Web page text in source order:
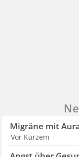
Migräne mit
Vor Kurzem